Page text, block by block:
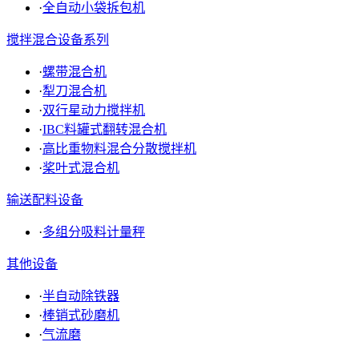
·全自动小袋拆包机
搅拌混合设备系列
·螺带混合机
·犁刀混合机
·双行星动力搅拌机
·IBC料罐式翻转混合机
·高比重物料混合分散搅拌机
·桨叶式混合机
输送配料设备
·多组分吸料计量秤
其他设备
·半自动除铁器
·棒销式砂磨机
·气流磨